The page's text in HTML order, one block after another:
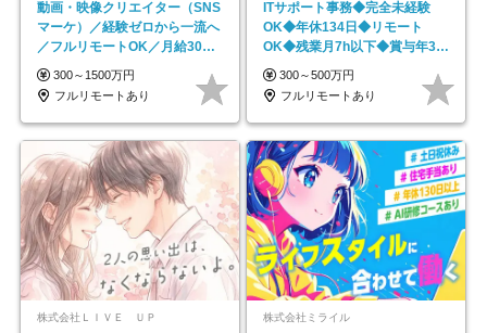
動画・映像クリエイター（SNS
マーケ）／経験ゼロから一流へ
／フルリモートOK／月給30万
円～／年休130日以上
300～1500万円
フルリモートあり
ITサポート事務◆完全未経験
OK◆年休134日◆リモート
OK◆残業月7h以下◆賞与年3回
◆5年目まで必ず昇給
300～500万円
フルリモートあり
株式会社ＬＩＶＥ ＵＰ 株式会社ミライル